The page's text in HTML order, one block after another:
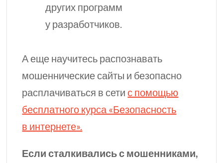
других программ
у разработчиков.
А еще научитесь распознавать
мошеннические сайты и безопасно
расплачиваться в сетис помощью
бесплатного курса «Безопасность
в интернете».
Если сталкивались с мошенниками,